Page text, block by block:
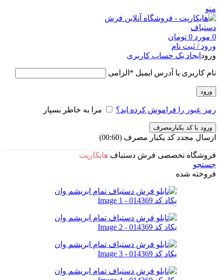
منو
0 مورد 0 تومان
ورود / ثبت نام
ورود ایجاد یک حساب کاربری
نام کاربری یا آدرس ایمیل * الزامی
ورود
رمز عبور را فراموش کرده اید؟ مرا به خاطر بسپار
ورود با کد یکبارمصرف
ارسال مجدد کد یکبار مصرف (00:
60
)
فروشگاه تخصصی فرش دستباف هایکارپت
جستجو
فروخته شده